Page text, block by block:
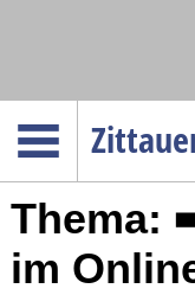
Menüpunkte
Startseite
Gesellschaft
Thema:
im